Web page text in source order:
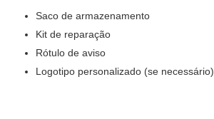
Saco de armazenamento
Kit de reparação
Rótulo de aviso
Logotipo personalizado (se necessário)